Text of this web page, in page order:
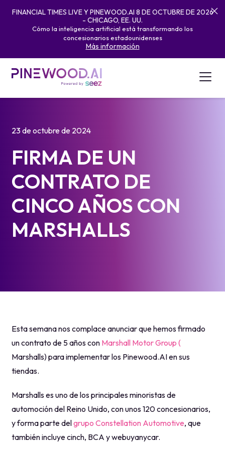
FINANCIAL TIMES LIVE Y PINEWOOD.AI 8 DE OCTUBRE DE 2026
- CHICAGO, EE. UU.
Cómo la inteligencia artificial está transformando los
concesionarios estadounidenses
Más información
23 de octubre de 2024
FIRMA DE UN
CONTRATO DE
CINCO AÑOS CON
MARSHALLS
Esta semana nos complace anunciar que hemos firmado
un contrato de 5 años con Marshall Motor Group (
Marshalls) para implementar los Pinewood.AI en sus
tiendas.
Marshalls es uno de los principales minoristas de
automoción del Reino Unido, con unos 120 concesionarios,
y forma parte delgrupo Constellation Automotive, que
también incluye cinch, BCA y webuyanycar.